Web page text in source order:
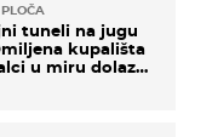
tuneli na jugu
kupališta
u miru dolaze